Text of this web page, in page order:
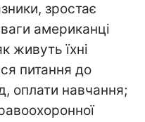
зростає
американці
живуть їхні
питання до
оплати навчання;